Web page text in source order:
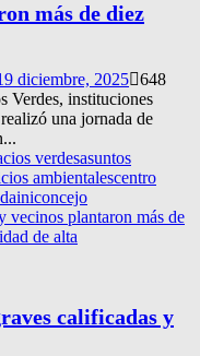
más de diez
diciembre, 2025 648
Verdes, instituciones
una jornada de
verdesasuntos
ambientalescentro
concejo
vecinos plantaron más de
de alta
calificadas y